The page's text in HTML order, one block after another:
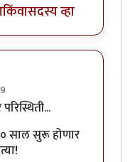
किंवासदस्य व्हा
कितीतरी
साल सुरू होणार